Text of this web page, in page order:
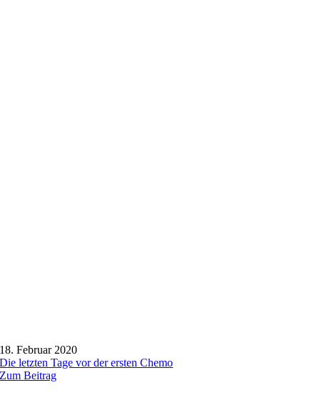
18. Februar 2020
Die letzten Tage vor der ersten Chemo
Zum Beitrag